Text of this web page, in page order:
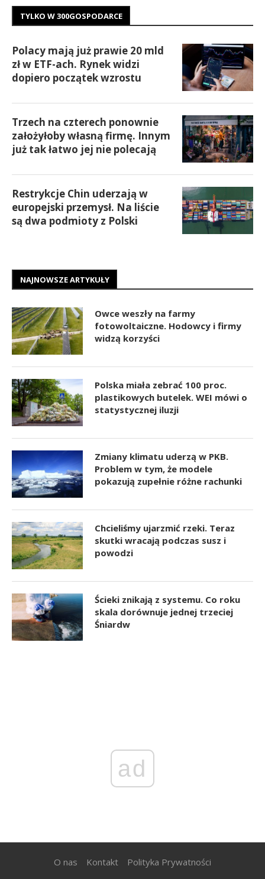
TYLKO W 300GOSPODARCE
Polacy mają już prawie 20 mld
zł w ETF-ach. Rynek widzi
dopiero początek wzrostu
Trzech na czterech ponownie
założyłoby własną firmę. Innym
już tak łatwo jej nie polecają
Restrykcje Chin uderzają w
europejski przemysł. Na liście
są dwa podmioty z Polski
NAJNOWSZE ARTYKUŁY
Owce weszły na farmy
fotowoltaiczne. Hodowcy i firmy
widzą korzyści
Polska miała zebrać 100 proc.
plastikowych butelek. WEI mówi o
statystycznej iluzji
Zmiany klimatu uderzą w PKB.
Problem w tym, że modele
pokazują zupełnie różne rachunki
Chcieliśmy ujarzmić rzeki. Teraz
skutki wracają podczas susz i
powodzi
Ścieki znikają z systemu. Co roku
skala dorównuje jednej trzeciej
Śniardw
ad
O nas Kontakt Polityka Prywatności